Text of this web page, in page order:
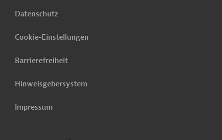
Datenschutz
Cookie-Einstellungen
Barrierefreiheit
Hinweisgebersystem
Impressum